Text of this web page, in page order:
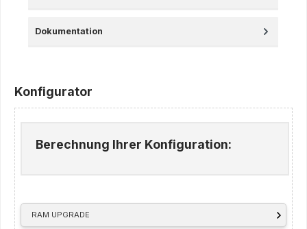
Dokumentation
Konfigurator
RAM UPGRADE
Berechnung Ihrer Konfiguration: